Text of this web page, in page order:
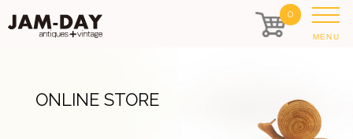
0
MENU
ONLINE STORE